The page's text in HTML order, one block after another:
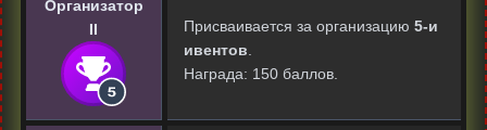
Организатор
II
Присваивается за организацию 5-и
ивентов
Награда: 150 баллов.